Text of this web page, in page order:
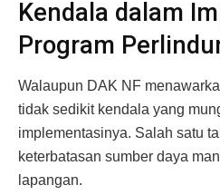
Kendala dalam
Program
Walaupun DAK NF
tidak sedikit kendala yang
implementasinya. Salah satu
keterbatasan sumber daya
lapangan.